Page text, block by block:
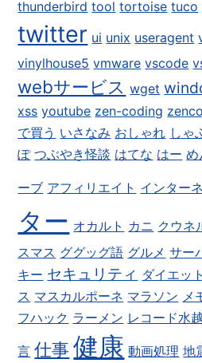
thunderbird tool tortoise tuco
twitter ui unix useragent
vinylhouse5 vmware vscode
webサービス wget
xss youtube zen-coding
で買う いさなみ おしゃれ しゃ
ぽ つぶやき怪談 はてな はー め
ーブ アフィリエイト インター
ター オカルト カニ クウネ
スマス ググッグ語 グルメ サー
キー セキュリティ ダイエット
ス マスカルポーネ マラソン メ
フハック ラーメン レコード水越
言 仕事 健康 動画処理 地